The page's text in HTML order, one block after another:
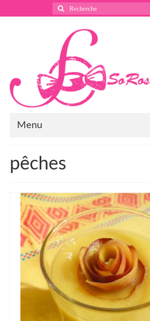
Rechercher
:
Menu
Instagram
Pinterest
Facebook
Liste
Entrées
Aumônières Feuilletés Samoussas
Blinis Cakes
Salades Verrines
pêches